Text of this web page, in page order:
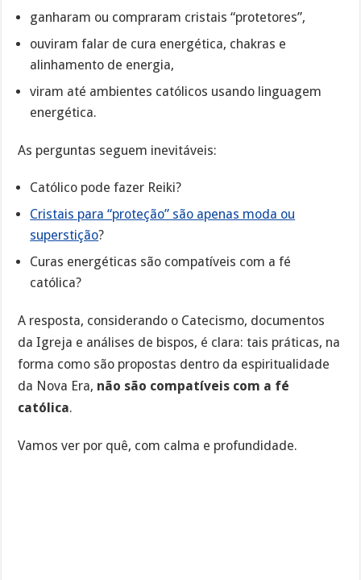
ganharam ou compraram cristais “protetores”,
ouviram falar de cura energética, chakras e
alinhamento de energia,
viram até ambientes católicos usando linguagem
energética.
As perguntas seguem inevitáveis:
Católico pode fazer Reiki?
Cristais para “proteção” são apenas moda ou
superstição?
Curas energéticas são compatíveis com a fé
católica?
A resposta, considerando o Catecismo, documentos
da Igreja e análises de bispos, é clara: tais práticas, na
forma como são propostas dentro da espiritualidade
da Nova Era, não são compatíveis com a fé
católica.
Vamos ver por quê, com calma e profundidade.